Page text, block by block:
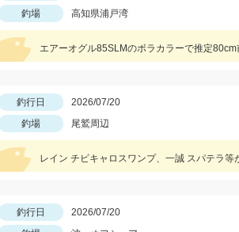
釣場
高知県浦戸湾
エアーオグル85SLMのボラカラーで推定
釣行日
2026/07/20
釣場
尾鷲周辺
レイン チビキャロスワンプ、一誠 スパテラ
釣行日
2026/07/20